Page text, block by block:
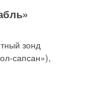
зонд
сапсан»),